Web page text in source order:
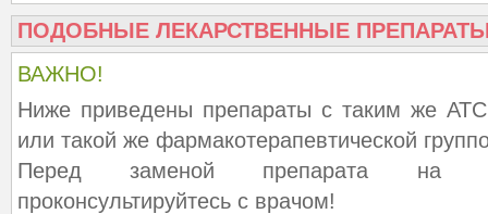
ПОДОБНЫЕ ЛЕКАРСТВЕННЫЕ
ВАЖНО!
Ниже приведены препараты с таким же
или такой же фармакотерапевтической
Перед заменой препарата на
проконсультируйтесь с врачом!